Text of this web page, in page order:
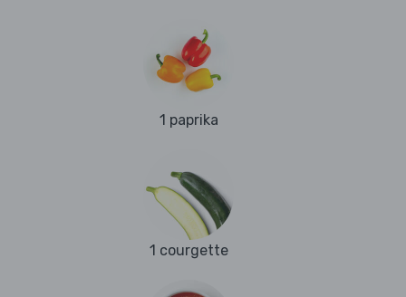
1 paprika
1 courgette